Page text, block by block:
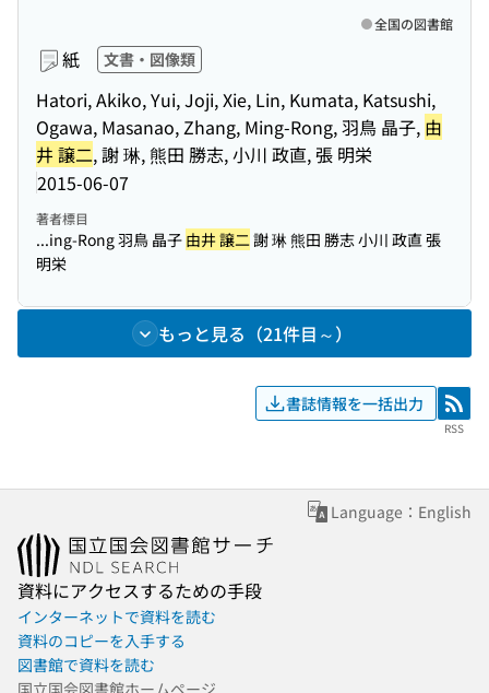
紙 文書・図像類
Hatori, Akiko, Yui, Joji, Xie, Lin, Kumata, Katsushi,
Ogawa, Masanao, Zhang, Ming-Rong, 羽鳥 晶子, 由
井 譲二, 謝 琳, 熊田 勝志, 小川 政直, 張 明栄
2015-06-07
全国の図書館
著者標目
...ing-Rong 羽鳥 晶子 由井 譲二謝 琳 熊田 勝志 小川 政直 張
明栄
もっと見る（21件目～）
書誌情報を一括出力 RSS
RSS
Language：English
資料にアクセスするための手段
インターネットで資料を読む
資料のコピーを入手する
図書館で資料を読む
国立国会図書館ホームページ